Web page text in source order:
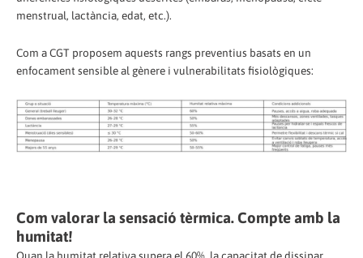
menstrual, lactància, edat, etc.).
Com a CGT proposem aquests rangs preventius basats en un
enfocament sensible al gènere i vulnerabilitats fisiològiques:
Com valorar la sensació tèrmica. Compte amb la
humitat!
Quan la humitat relativa supera el 60%, la capacitat de dissipar